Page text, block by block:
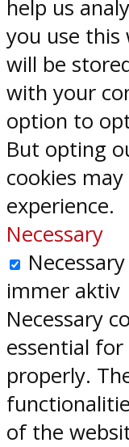
help us
you use this
will be
with your
option to
But opting
cookies
experience.
Necessary
Necessary
immer aktiv
Necessary
essential
properly.
of the